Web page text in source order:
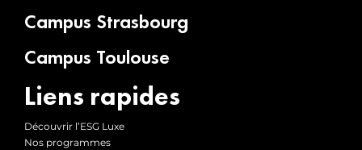
Campus Strasbourg
Campus Toulouse
Liens rapides
Découvrir l’ESG Luxe
Nos programmes